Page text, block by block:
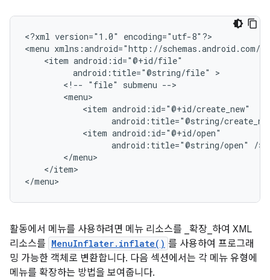
<?xml version="1.0"
encoding="utf-8"?>
<menu
<item
android:title="@string/file"
<!--
"file" submenu
<item
android:title="@string/
<item
android:title="@string/open"
</item>
</menu>
활동에서 메뉴를 사용하려면 메뉴 리소스를 _확장_하여 XML
리소스를 MenuInflater.inflate() 를 사용하여 프로그래
밍 가능한 객체로 변환합니다. 다음 섹션에서는 각 메뉴 유형에
메뉴를 확장하는 방법을 보여줍니다.